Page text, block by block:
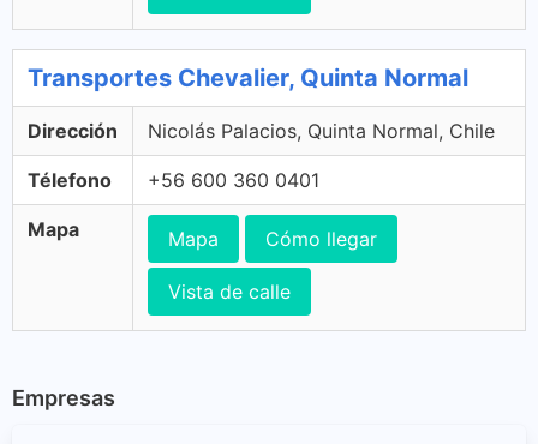
Transportes Chevalier, Quinta Normal
Dirección Nicolás Palacios, Quinta Normal, Chile
Télefono +56 600 360 0401
Mapa Mapa Cómo llegar
Vista de calle
Empresas